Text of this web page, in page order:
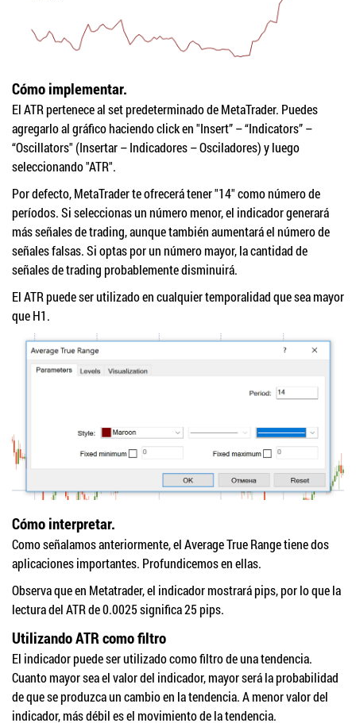
Cómo implementar.
El ATR pertenece al set predeterminado de MetaTrader. Puedes
agregarlo al gráfico haciendo click en "Insert” – “Indicators” –
“Oscillators" (Insertar – Indicadores – Osciladores) y luego
seleccionando "ATR".
Por defecto, MetaTrader te ofrecerá tener "14" como número de
períodos. Si seleccionas un número menor, el indicador generará
más señales de trading, aunque también aumentará el número de
señales falsas. Si optas por un número mayor, la cantidad de
señales de trading probablemente disminuirá.
El ATR puede ser utilizado en cualquier temporalidad que sea mayor
que H1.
Cómo interpretar.
Como señalamos anteriormente, el Average True Range tiene dos
aplicaciones importantes. Profundicemos en ellas.
Observa que en Metatrader, el indicador mostrará pips, por lo que la
lectura del ATR de 0.0025 significa 25 pips.
Utilizando ATR como filtro
El indicador puede ser utilizado como filtro de una tendencia.
Cuanto mayor sea el valor del indicador, mayor será la probabilidad
de que se produzca un cambio en la tendencia. A menor valor del
indicador, más débil es el movimiento de la tendencia.